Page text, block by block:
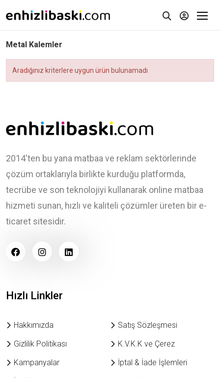
Metal Kalemler
Aradığınız kriterlere uygun ürün bulunamadı
2014'ten bu yana matbaa ve reklam sektörlerinde
çözüm ortaklarıyla birlikte kurduğu platformda,
tecrübe ve son teknolojiyi kullanarak online matbaa
hizmeti sunan, hızlı ve kaliteli çözümler üreten bir e-
ticaret sitesidir.
Hızlı Linkler
Hakkımızda
Satış Sözleşmesi
Gizlilik Politikası
K.V.K.K ve Çerez
Kampanyalar
İptal & İade İşlemleri